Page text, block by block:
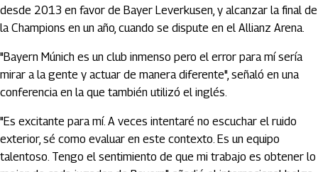
desde 2013 en favor de Bayer Leverkusen, y alcanzar la final de
la Champions en un año, cuando se dispute en el Allianz Arena.
"Bayern Múnich es un club inmenso pero el error para mí sería
mirar a la gente y actuar de manera diferente", señaló en una
conferencia en la que también utilizó el inglés.
"Es excitante para mí. A veces intentaré no escuchar el ruido
exterior, sé como evaluar en este contexto. Es un equipo
talentoso. Tengo el sentimiento de que mi trabajo es obtener lo